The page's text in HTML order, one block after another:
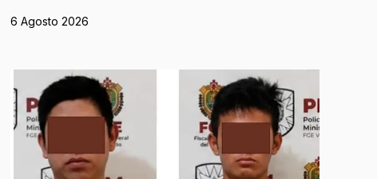
6 Agosto 2026